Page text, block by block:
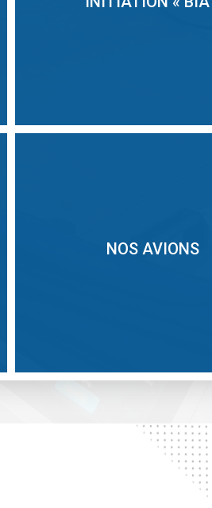
NOS AVIONS